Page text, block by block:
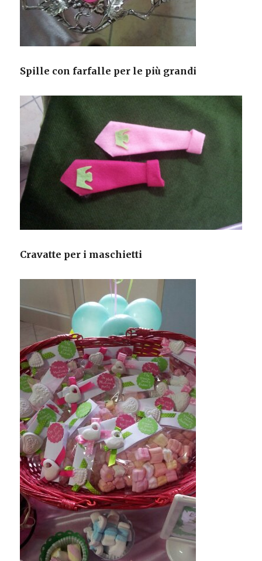
Spille con farfalle per le più grandi
Cravatte per i maschietti